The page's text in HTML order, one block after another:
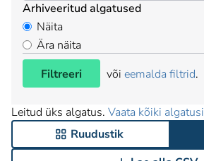
Arhiveeritud algatused
Näita
Ära näita
Filtreeri
või eemalda filtrid.
Leitud üks algatus. Vaata kõiki algatusi
Ruudustik